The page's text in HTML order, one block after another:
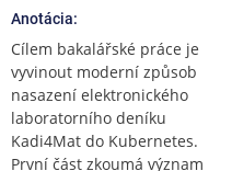
Anotácia:
Cílem bakalářské práce je
vyvinout moderní způsob
nasazení elektronického
laboratorního deníku
Kadi4Mat do Kubernetes.
První část zkoumá význam